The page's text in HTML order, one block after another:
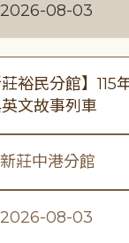
2026-08-03
莊裕民分館】115
文故事列車
新莊中港分館
2026-08-03